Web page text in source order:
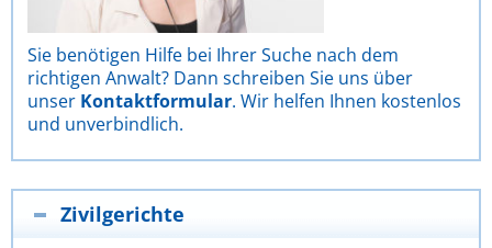
Sie benötigen Hilfe bei Ihrer Suche nach dem
richtigen Anwalt? Dann schreiben Sie uns über
unser Kontaktformular. Wir helfen Ihnen kostenlos
und unverbindlich.
Zivilgerichte